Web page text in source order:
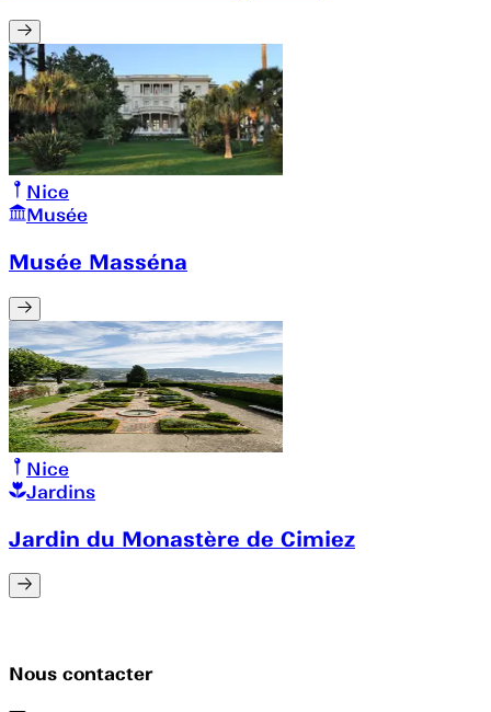
Nice
Musée
Musée Masséna
Nice
Jardins
Jardin du Monastère de Cimiez
Nous contacter